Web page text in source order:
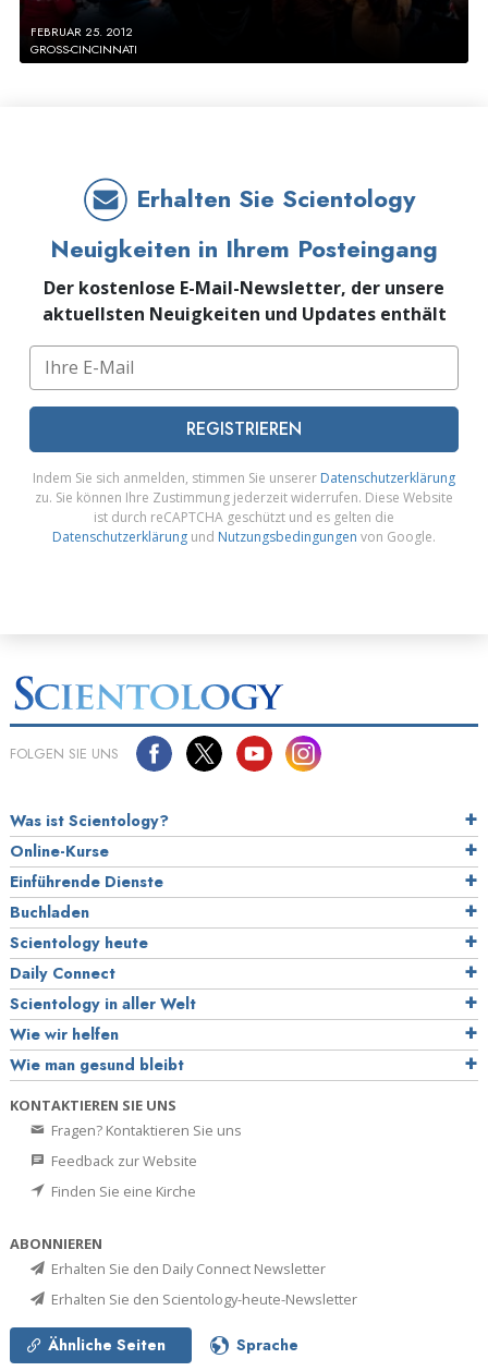
FEBRUAR 25. 2012
GROSS-CINCINNATI
Erhalten Sie Scientology
Neuigkeiten in Ihrem Posteingang
Der kostenlose E-Mail-Newsletter, der unsere
aktuellsten Neuigkeiten und Updates enthält
REGISTRIEREN
Indem Sie sich anmelden, stimmen Sie unserer Datenschutzerklärung
zu. Sie können Ihre Zustimmung jederzeit widerrufen. Diese Website
ist durch reCAPTCHA geschützt und es gelten die
Datenschutzerklärung und Nutzungsbedingungen von Google.
FOLGEN SIE UNS
Was ist Scientology?
Online-Kurse
Einführende Dienste
Buchladen
Scientology heute
Daily Connect
Scientology in aller Welt
Wie wir helfen
Wie man gesund bleibt
KONTAKTIEREN SIE UNS
Fragen? Kontaktieren Sie uns
Feedback zur Website
Finden Sie eine Kirche
ABONNIEREN
Erhalten Sie den Daily Connect Newsletter
Erhalten Sie den Scientology-heute-Newsletter
Ähnliche Seiten Sprache